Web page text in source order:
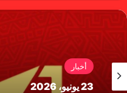
أخبار
23 يونيو، 2026